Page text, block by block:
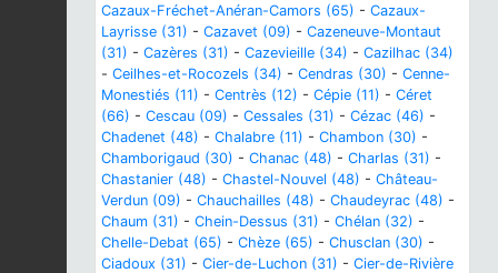
Cazaux-Fréchet-Anéran-Camors (65) - Cazaux-
Layrisse (31) - Cazavet (09) - Cazeneuve-Montaut
(31) - Cazères (31) - Cazevieille (34) - Cazilhac (34)
- Ceilhes-et-Rocozels (34) - Cendras (30) - Cenne-
Monestiés (11) - Centrès (12) - Cépie (11) - Céret
(66) - Cescau (09) - Cessales (31) - Cézac (46) -
Chadenet (48) - Chalabre (11) - Chambon (30) -
Chamborigaud (30) - Chanac (48) - Charlas (31) -
Chastanier (48) - Chastel-Nouvel (48) - Château-
Verdun (09) - Chauchailles (48) - Chaudeyrac (48) -
Chaum (31) - Chein-Dessus (31) - Chélan (32) -
Chelle-Debat (65) - Chèze (65) - Chusclan (30) -
Ciadoux (31) - Cier-de-Luchon (31) - Cier-de-Rivière